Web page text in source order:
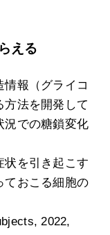
える
報（グライコ
方法を開発して
況での糖鎖変化
状を引き起こす
ておこる細胞の
2022,